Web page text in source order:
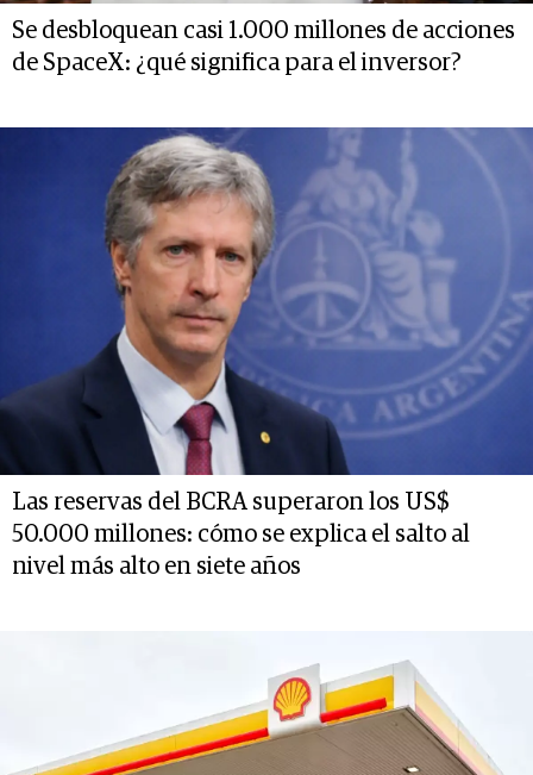
Se desbloquean casi 1.000 millones de acciones
de SpaceX: ¿qué significa para el inversor?
Las reservas del BCRA superaron los US$
50.000 millones: cómo se explica el salto al
nivel más alto en siete años